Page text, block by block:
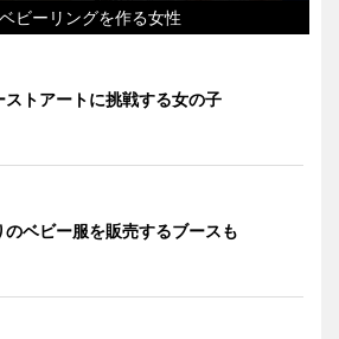
ビーリングを作る女性
ストアートに挑戦する女の子
のベビー服を販売するブースも